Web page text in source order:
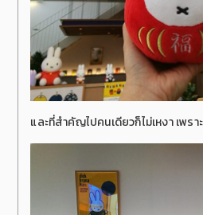
และที่สำคัญไปคนเดียวก็ไม่เหงา เพร